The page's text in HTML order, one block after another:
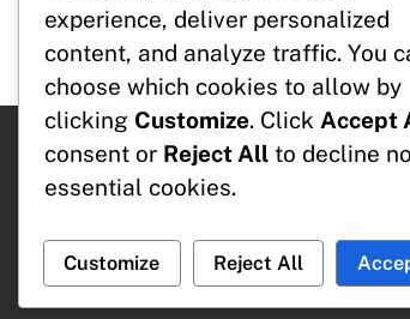
Categorías
Canje de DLC
Reclamaciones del Creation Club
experience, deliver personalized
content, and analyze traffic. You
choose which cookies to allow by
clicking Customize. Click Accept
consent or Reject All to decline
essential cookies.
Customize Reject All